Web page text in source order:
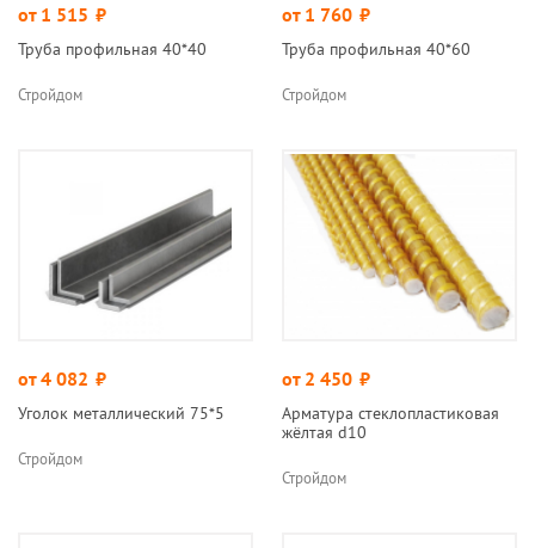
от 1 515 руб.
Труба профильная 40*40
Стройдом
от 1 760 руб.
Труба профильная 40*60
Стройдом
от 4 082 руб.
Уголок металлический 75*5
Стройдом
от 2 450 руб.
Арматура стеклопластиковая
жёлтая d10
Стройдом